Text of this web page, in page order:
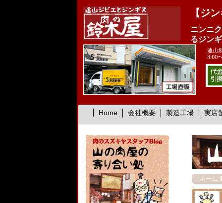
【ジ
ニンニ
るジン
Home 会社概要 製造工場 実店
ホーム